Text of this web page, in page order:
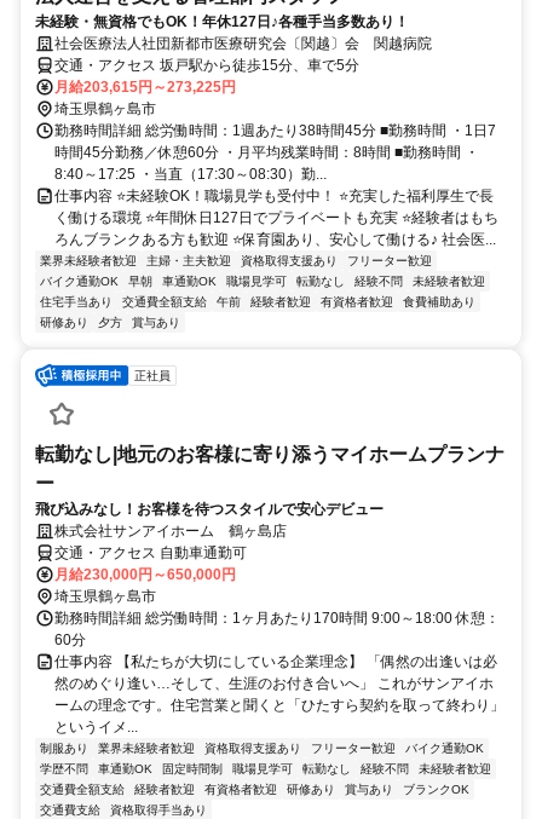
未経験・無資格でもOK！年休127日♪各種手当多数あり！
社会医療法人社団新都市医療研究会〔関越〕会 関越病院
交通・アクセス 坂戸駅から徒歩15分、車で5分
月給203,615円～273,225円
埼玉県鶴ヶ島市
勤務時間詳細 総労働時間：1週あたり38時間45分 ■勤務時間 ・1日7
時間45分勤務／休憩60分 ・月平均残業時間：8時間 ■勤務時間 ・
8:40～17:25 ・当直（17:30～08:30）勤...
仕事内容 ⭐未経験OK！職場見学も受付中！ ⭐充実した福利厚生で長
く働ける環境 ⭐年間休日127日でプライベートも充実 ⭐経験者はもち
ろんブランクある方も歓迎 ⭐保育園あり、安心して働ける♪ 社会医...
業界未経験者歓迎 主婦・主夫歓迎 資格取得支援あり
フリーター歓迎
バイク通勤OK
早朝 車通勤OK 職場見学可 転勤なし 経験不問
未経験者歓迎
住宅手当あり
交通費全額支給 午前 経験者歓迎 有資格者歓迎
食費補助あり
研修あり
夕方 賞与あり
正社員
転勤なし|地元のお客様に寄り添うマイホームプランナ
ー
飛び込みなし！お客様を待つスタイルで安心デビュー
株式会社サンアイホーム 鶴ヶ島店
交通・アクセス 自動車通勤可
月給230,000円～650,000円
埼玉県鶴ヶ島市
勤務時間詳細 総労働時間：1ヶ月あたり170時間 9:00～18:00 休憩：
60分
仕事内容 【私たちが大切にしている企業理念】 「偶然の出逢いは必
然のめぐり逢い…そして、生涯のお付き合いへ」 これがサンアイホ
ームの理念です。住宅営業と聞くと「ひたすら契約を取って終わり」
というイメ...
制服あり 業界未経験者歓迎 資格取得支援あり フリーター歓迎
バイク通勤OK
学歴不問
車通勤OK 固定時間制 職場見学可 転勤なし 経験不問
未経験者歓迎
交通費全額支給
経験者歓迎 有資格者歓迎 研修あり 賞与あり
ブランクOK
交通費支給
資格取得手当あり